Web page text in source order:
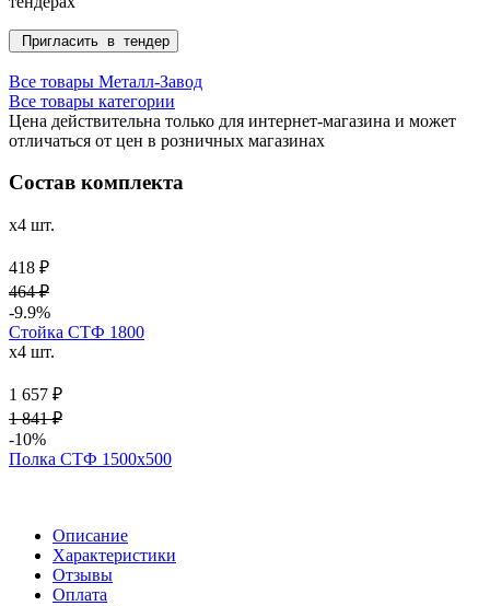
Пригласить в тендер
Все товары Металл-Завод
Все товары категории
Цена действительна только для интернет-магазина и может
отличаться от цен в розничных магазинах
Состав комплекта
x4 шт.
418 ₽
464 ₽
-9.9%
Стойка СТФ 1800
x4 шт.
1 657 ₽
1 841 ₽
-10%
Полка СТФ 1500х500
Описание
Характеристики
Отзывы
Оплата